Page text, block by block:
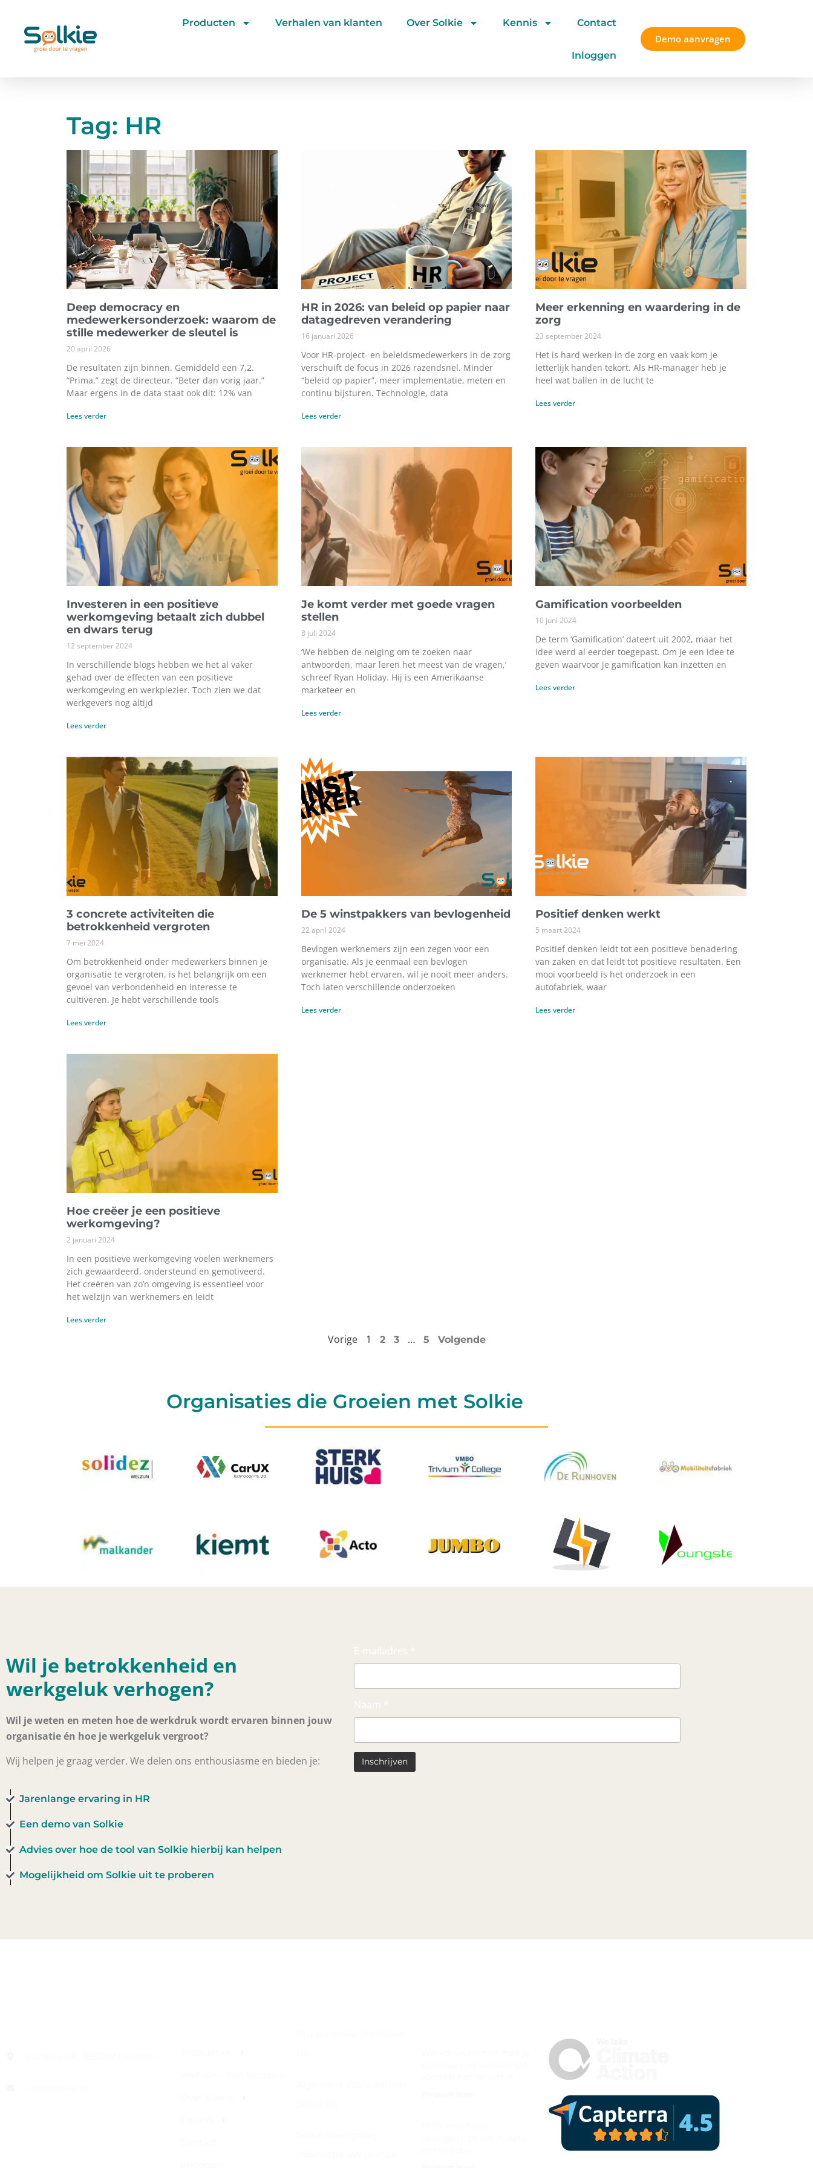
Producten Verhalen van klanten Over Solkie Kennis Contact
Inloggen
Demo aanvragen
Tag: HR
Deep democracy en
medewerkersonderzoek: waarom de
stille medewerker de sleutel is
20 april 2026
De resultaten zijn binnen. Gemiddeld een 7,2.
“Prima,” zegt de directeur. “Beter dan vorig jaar.”
Maar ergens in de data staat ook dit: 12% van
Lees verder
HR in 2026: van beleid op papier naar
datagedreven verandering
16 januari 2026
Voor HR-project- en beleidsmedewerkers in de zorg
verschuift de focus in 2026 razendsnel. Minder
“beleid op papier”, meer implementatie, meten en
continu bijsturen. Technologie, data
Lees verder
Meer erkenning en waardering in de
zorg
23 september 2024
Het is hard werken in de zorg en vaak kom je
letterlijk handen tekort. Als HR-manager heb je
heel wat ballen in de lucht te
Lees verder
Investeren in een positieve
werkomgeving betaalt zich dubbel
en dwars terug
12 september 2024
In verschillende blogs hebben we het al vaker
gehad over de effecten van een positieve
werkomgeving en werkplezier. Toch zien we dat
werkgevers nog altijd
Lees verder
Je komt verder met goede vragen
stellen
8 juli 2024
‘We hebben de neiging om te zoeken naar
antwoorden, maar leren het meest van de vragen,’
schreef Ryan Holiday. Hij is een Amerikaanse
marketeer en
Lees verder
Gamification voorbeelden
10 juni 2024
De term ‘Gamification’ dateert uit 2002, maar het
idee werd al eerder toegepast. Om je een idee te
geven waarvoor je gamification kan inzetten en
Lees verder
3 concrete activiteiten die
betrokkenheid vergroten
7 mei 2024
Om betrokkenheid onder medewerkers binnen je
organisatie te vergroten, is het belangrijk om een
gevoel van verbondenheid en interesse te
cultiveren. Je hebt verschillende tools
Lees verder
De 5 winstpakkers van bevlogenheid
22 april 2024
Bevlogen werknemers zijn een zegen voor een
organisatie. Als je eenmaal een bevlogen
werknemer hebt ervaren, wil je nooit meer anders.
Toch laten verschillende onderzoeken
Lees verder
Positief denken werkt
5 maart 2024
Positief denken leidt tot een positieve benadering
van zaken en dat leidt tot positieve resultaten. Een
mooi voorbeeld is het onderzoek in een
autofabriek, waar
Lees verder
Hoe creëer je een positieve
werkomgeving?
2 januari 2024
In een positieve werkomgeving voelen werknemers
zich gewaardeerd, ondersteund en gemotiveerd.
Het creëren van zo’n omgeving is essentieel voor
het welzijn van werknemers en leidt
Lees verder
Vorige 1 2 3 … 5 Volgende
Organisaties die Groeien met Solkie
Wil je betrokkenheid en
werkgeluk verhogen?
Wil je weten en meten hoe de werkdruk wordt ervaren binnen jouw
organisatie én hoe je werkgeluk vergroot?
Wij helpen je graag verder. We delen ons enthousiasme en bieden je:
Jarenlange ervaring in HR
Een demo van Solkie
Advies over hoe de tool van Solkie hierbij kan helpen
Mogelijkheid om Solkie uit te proberen